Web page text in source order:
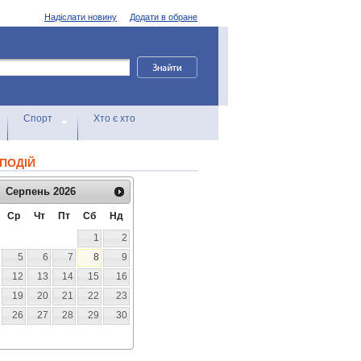
Додати в обране
Надіслати новину
Спорт Хто є хто
Серпень 2026
Ср Чт Пт Сб
Нд
1
2
5 6 7 8
9
12 13 14 15
16
19 20 21 22
23
26 27 28 29
30